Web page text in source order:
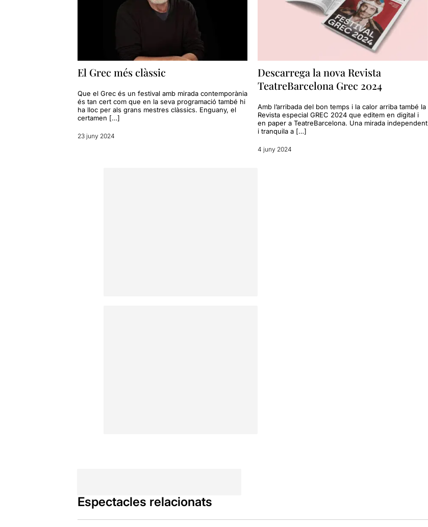
El Grec més clàssic
Que el Grec és un festival amb mirada contemporània
és tan cert com que en la seva programació també hi
ha lloc per als grans mestres clàssics. Enguany, el
certamen […]
23 juny 2024
Descarrega la nova Revista
TeatreBarcelona Grec 2024
Amb l’arribada del bon temps i la calor arriba també la
Revista especial GREC 2024 que editem en digital i
en paper a TeatreBarcelona. Una mirada independent
i tranquila a […]
4 juny 2024
Espectacles relacionats